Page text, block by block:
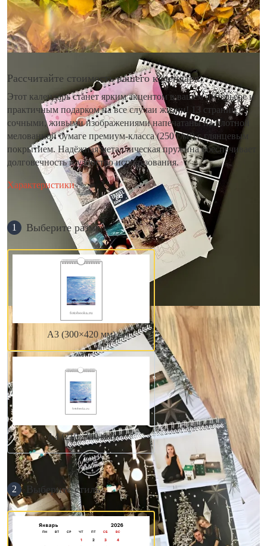
Рассчитайте стоимость вашего календаря
Этот календарь станет ярким акцентом в вашем интерьере и
практичным подарком на все случаи жизни! 13 страниц с
сочными, живыми изображениями напечатаны на плотной
мелованной бумаге премиум-класса (250 г/м²) с глянцевым
покрытием. Надёжная металлическая пружина обеспечивает
долговечность и удобство использования.
Характеристики
1 Выберите размер
А3 (300×420 мм)
А4 (210×300 мм)
2 Выберите стиль